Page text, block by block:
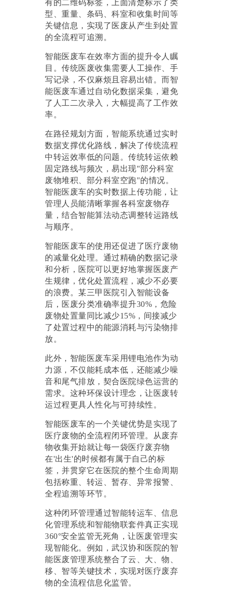
有的二维码标签，上面清楚标示了类
型、重量、条码、科室和收集时间等
关键信息，实现了医废从产生到处置
的全流程可追溯。
智能医废车在效率方面的提升令人瞩
目。传统医废收集需要人工操作、手
写记录，不仅麻烦且容易出错。而智
能医废车通过自动化数据采集， 避免
了人工二次录入，大幅提高了工作效
率。
在路径规划方面，智能系统通过实时
数据支撑优化路线，解决了传统流程
中转运效率低的问题。传统转运依赖
固定路线与频次，易出现"部分科室
废物堆积、部分科室空跑"的情况。
智能医废车的实时数据上传功能，让
管理人员能清晰掌握各科室废物存
量，结合智能算法动态调整转运路线
与顺序。
智能医废车的使用还促进了 医疗废物
的减量化处理。通过精确的数据记录
和分析，医院可以更好地掌握医废产
生规律，优化处置流程，减少不必要
的浪费。某三甲医院引入智能设备
后，医废分类准确率提升30%，危险
废物处置量同比减少15%，间接减少
了处置过程中的能源消耗与污染物排
放。
此外，智能医废车采用锂电池作为动
力源，不仅能耗成本低，还能减少噪
音和尾气排放，契合医院绿色运营的
需求。这种环保设计理念，让医废转
运过程更具人性化与可持续性。
智能医废车的一个关键优势是实现了
医疗废物的全流程闭环管理。从废弃
物收集开始就让每一袋医疗废弃物
在'出生'的时候都有属于自己的标
签，并贯穿它在医院的整个生命周期
包括称重、转运、暂存、异常报警、
全程追溯等环节。
这种闭环管理通过智能转运车、信息
化管理系统和智能物联套件真正实现
360°安全监管无死角 ，让医废管理实
现智能化。例如，武汉协和医院的智
能医废管理系统整合了云、大、物、
移、智等关键技术，实现对医疗废弃
物的全流程信息化监管。